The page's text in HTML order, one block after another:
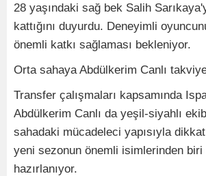
28 yaşındaki sağ bek Salih
kattığını duyurdu. Deneyimli
önemli katkı sağlaması bekleniyor.
Orta sahaya Abdülkerim Canlı
Transfer çalışmaları kapsamında
Abdülkerim Canlı da yeşil-siyahlı
sahadaki mücadeleci yapısıyla
yeni sezonun önemli isimlerinden biri
hazırlanıyor.